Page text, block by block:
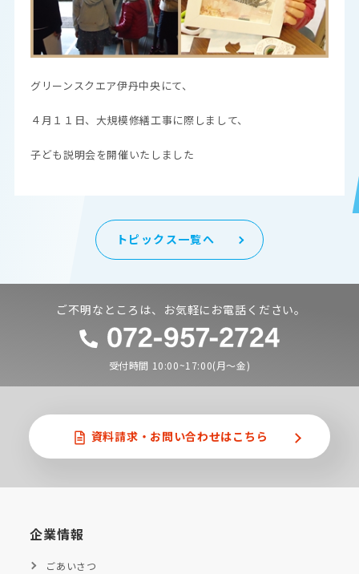
グリーンスクエア伊丹中央にて、
４月１１日、大規模修繕工事に際しまして、
子ども説明会を開催いたしました
トピックス一覧へ
ご不明なところは、お気軽にお電話ください。
受付時間 10:00~17:00(月〜金)
資料請求・ お問い合わせはこちら
企業情報
ごあいさつ